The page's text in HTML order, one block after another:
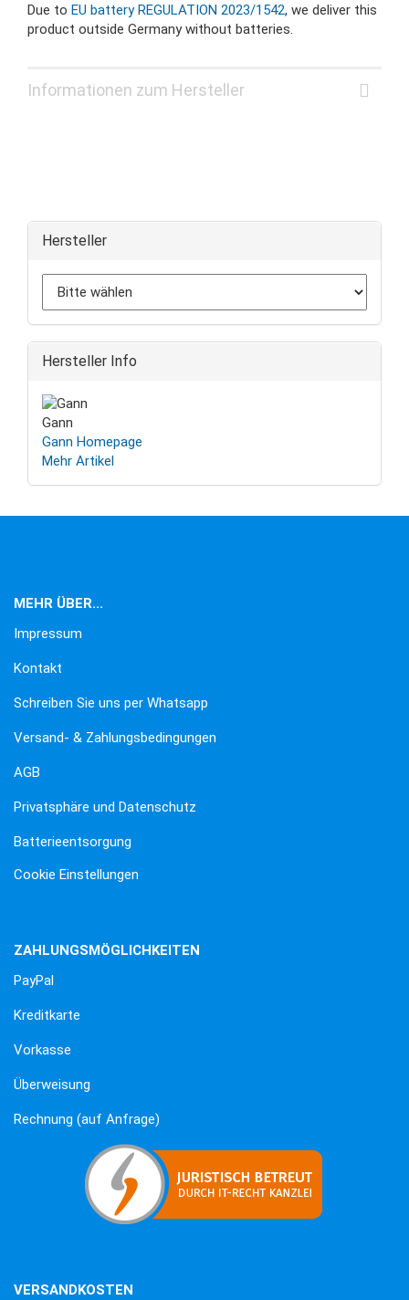
Due to EU battery REGULATION 2023/1542, we deliver this
product outside Germany without batteries.
Informationen zum Hersteller
Hersteller
Hersteller Info
Gann
Gann Homepage
Mehr Artikel
MEHR ÜBER...
Impressum
Kontakt
Schreiben Sie uns per Whatsapp
Versand- & Zahlungsbedingungen
AGB
Privatsphäre und Datenschutz
Batterieentsorgung
Cookie Einstellungen
ZAHLUNGSMÖGLICHKEITEN
PayPal
Kreditkarte
Vorkasse
Überweisung
Rechnung (auf Anfrage)
VERSANDKOSTEN